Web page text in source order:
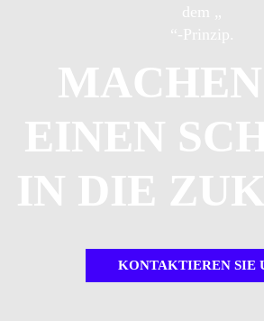
dem „
“-Prinzip.
EINEN
IN DIE
KONTAKTIEREN SIE